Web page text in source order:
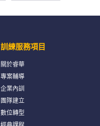
訓練服務項目
關於睿華
專案輔導
企業內訓
團隊建立
數位轉型